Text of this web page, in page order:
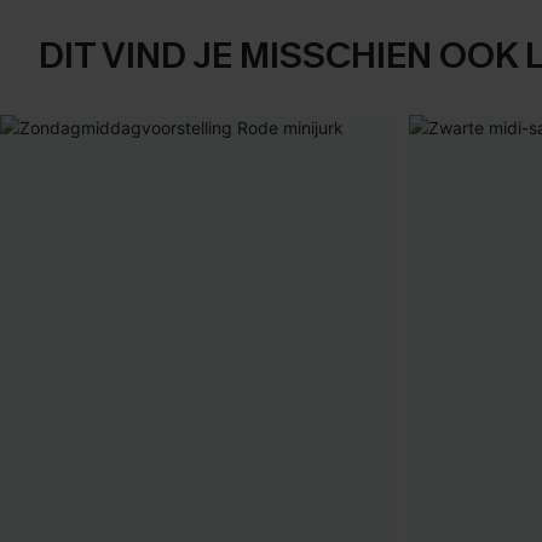
DIT VIND JE MISSCHIEN OOK